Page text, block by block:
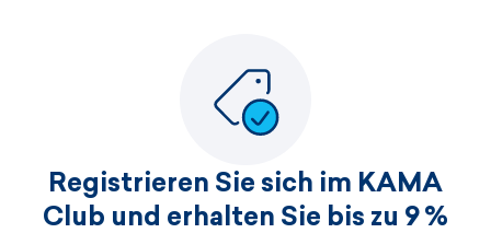
Registrieren Sie sich im KAMA
Club und erhalten Sie bis zu 9 %